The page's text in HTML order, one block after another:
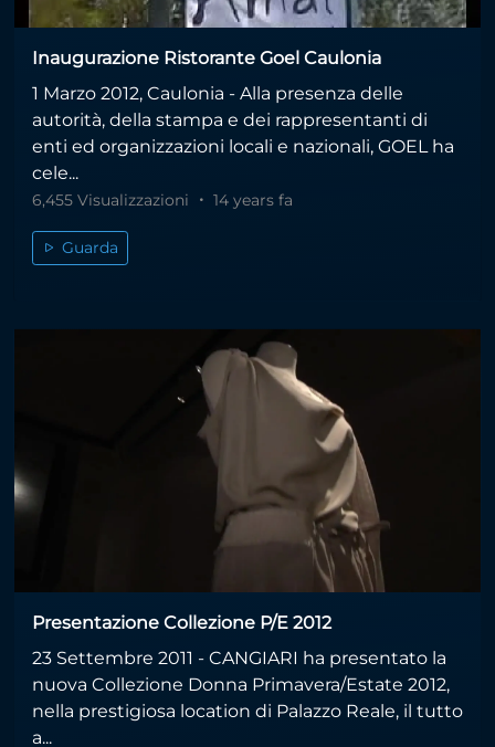
Inaugurazione Ristorante Goel Caulonia
1 Marzo 2012, Caulonia - Alla presenza delle
autorità, della stampa e dei rappresentanti di
enti ed organizzazioni locali e nazionali, GOEL ha
cele...
6,455 Visualizzazioni 14 years fa
Guarda
Presentazione Collezione P/E 2012
23 Settembre 2011 - CANGIARI ha presentato la
nuova Collezione Donna Primavera/Estate 2012,
nella prestigiosa location di Palazzo Reale, il tutto
a...